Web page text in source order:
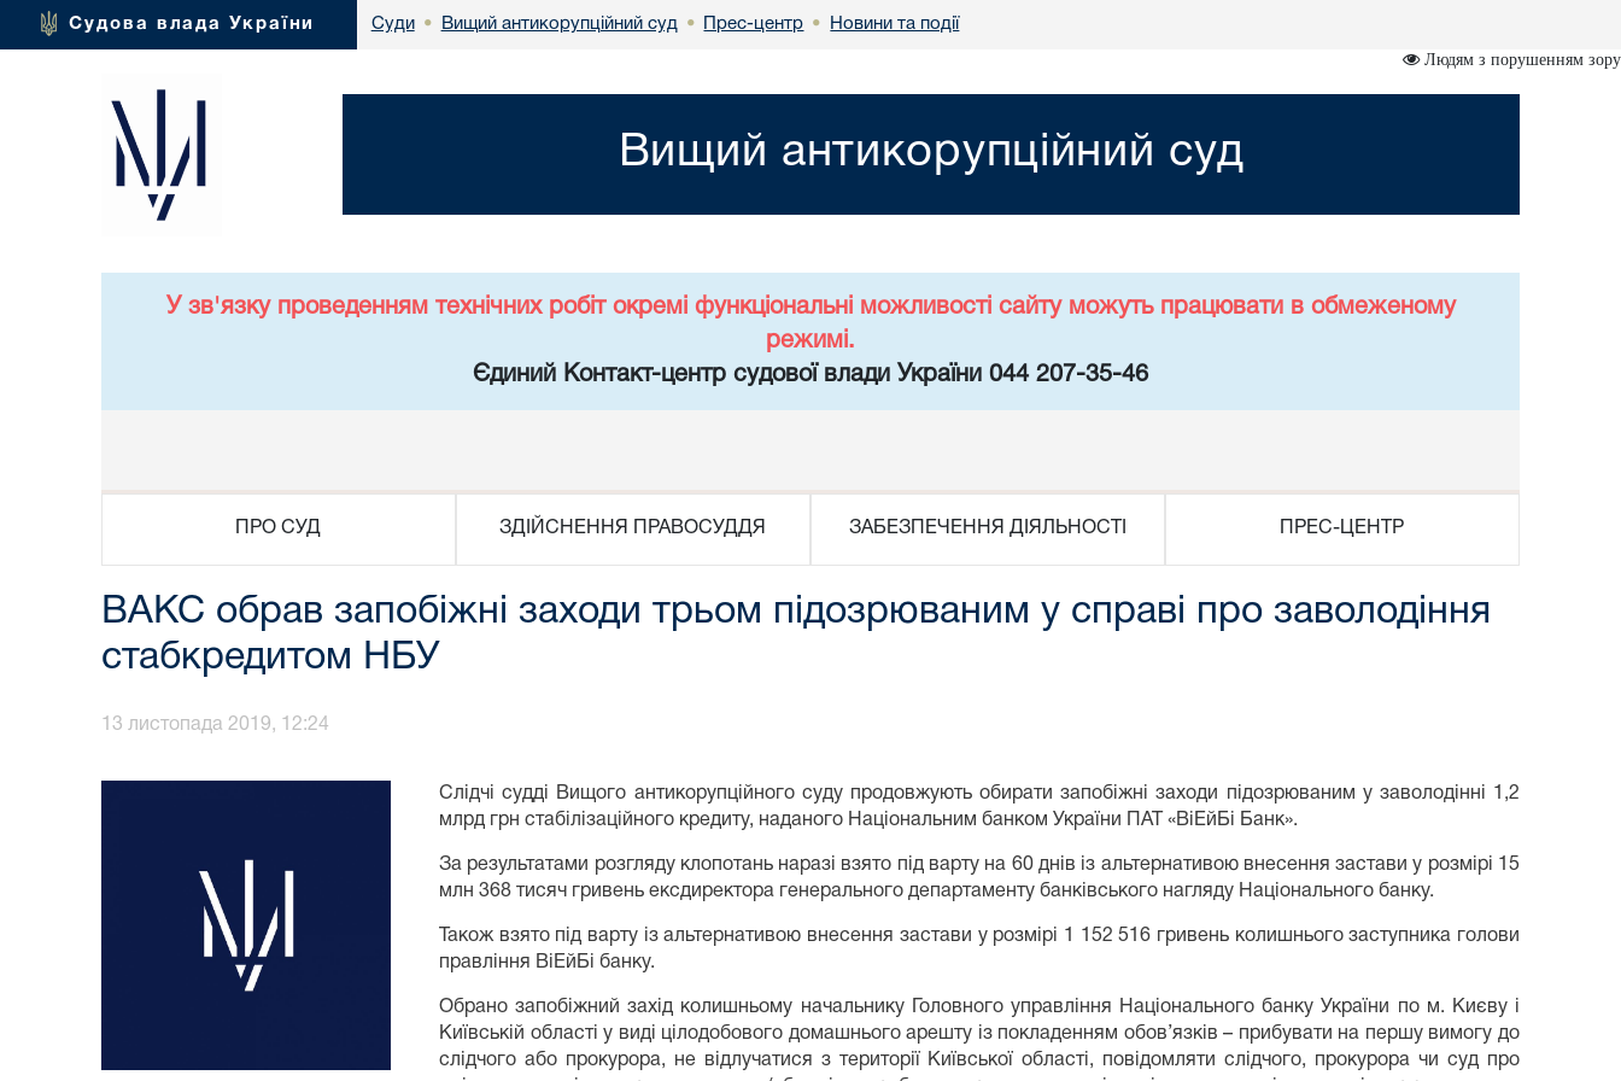
Судова влада України Суди • Вищий антикорупційний суд • Прес-центр • Новини та події
Людям з порушенням зору
Вищий антикорупційний суд
У зв'язку проведенням технічних робіт окремі функціональні можливості сайту можуть працювати в обмеженому
режимі.
Єдиний Контакт-центр судової влади України 044 207-35-46
ПРО СУД ЗДІЙСНЕННЯ ПРАВОСУДДЯ ЗАБЕЗПЕЧЕННЯ ДІЯЛЬНОСТІ ПРЕС-ЦЕНТР
ВАКС обрав запобіжні заходи трьом підозрюваним у справі про заволодіння
стабкредитом НБУ
13 листопада 2019, 12:24
Слідчі судді Вищого антикорупційного суду продовжують обирати запобіжні заходи підозрюваним у заволодінні 1,2
млрд грн стабілізаційного кредиту, наданого Національним банком України ПАТ «ВіЕйБі Банк».
За результатами розгляду клопотань наразі взято під варту на 60 днів із альтернативою внесення застави у розмірі 15
млн 368 тисяч гривень ексдиректора генерального департаменту банківського нагляду Національного банку.
Також взято під варту із альтернативою внесення застави у розмірі 1 152 516 гривень колишнього заступника голови
правління ВіЕйБі банку.
Обрано запобіжний захід колишньому начальнику Головного управління Національного банку України по м. Києву і
Київській області у виді цілодобового домашнього арешту із покладенням обов’язків – прибувати на першу вимогу до
слідчого або прокурора, не відлучатися з території Київської області, повідомляти слідчого, прокурора чи суд про